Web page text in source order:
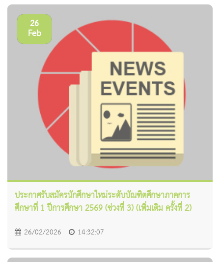
26
Feb
ประกาศรับสมัครนักศึกษาใหม่ระดับบัณฑิตศึกษาภาคการ
ศึกษาที่ 1 ปีการศึกษา 2569 (ช่วงที่ 3) (เพิ่มเติม ครั้งที่ 2)
26/02/2026 14:32:07